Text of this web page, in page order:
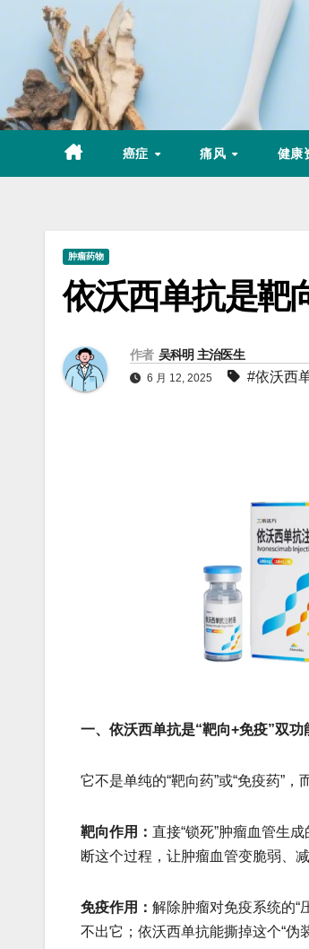
content
癌症 痛风 健康
肿瘤药物
依沃西单抗是靶
作者 吴科明 主治医生
6 月 12, 2025 #依沃西
一、依沃西单抗是“靶向+免疫”双功
它不是单纯的“靶向药”或“免疫药”
​​靶向作用​​： 直接“锁死”肿瘤血管生
断这个过程，让肿瘤血管变脆弱、
​​免疫作用​​： 解除肿瘤对免疫系统的“
不出它；依沃西单抗能撕掉这个“伪